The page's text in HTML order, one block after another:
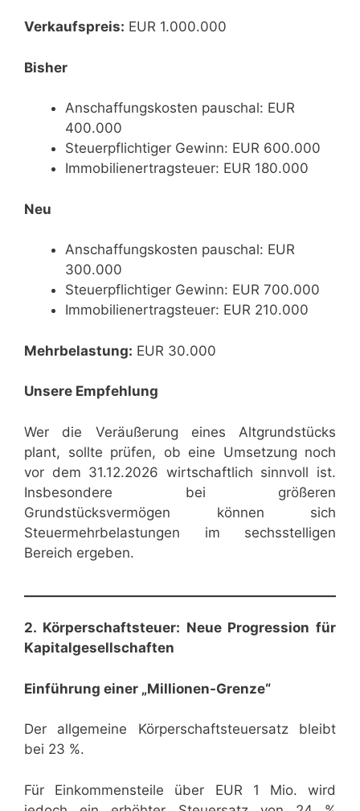
Verkaufspreis: EUR 1.000.000
Bisher
Anschaffungskosten pauschal: EUR
400.000
Steuerpflichtiger Gewinn: EUR 600.000
Immobilienertragsteuer: EUR 180.000
Neu
Anschaffungskosten pauschal: EUR
300.000
Steuerpflichtiger Gewinn: EUR 700.000
Immobilienertragsteuer: EUR 210.000
Mehrbelastung: EUR 30.000
Unsere Empfehlung
Wer die Veräußerung eines Altgrundstücks
plant, sollte prüfen, ob eine Umsetzung noch
vor dem 31.12.2026 wirtschaftlich sinnvoll ist.
Insbesondere bei größeren
Grundstücksvermögen können sich
Steuermehrbelastungen im sechsstelligen
Bereich ergeben.
2. Körperschaftsteuer: Neue Progression für
Kapitalgesellschaften
Einführung einer „Millionen-Grenze“
Der allgemeine Körperschaftsteuersatz bleibt
bei 23 %.
Für Einkommensteile über EUR 1 Mio. wird